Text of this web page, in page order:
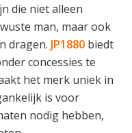
die niet alleen
man, maar ook
dragen. JP1880 biedt
concessies te
het merk uniek in
is voor
nodig hebben,